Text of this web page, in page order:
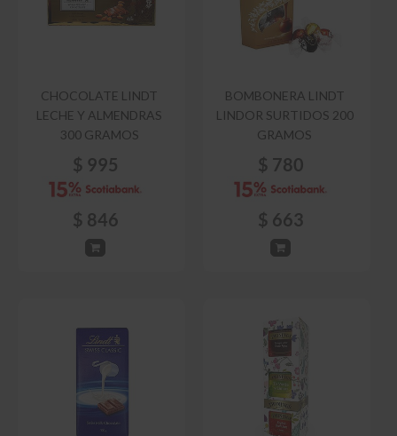
CHOCOLATE LINDT
LECHE Y ALMENDRAS
300 GRAMOS
$ 995
$ 846
BOMBONERA LINDT
LINDOR SURTIDOS 200
GRAMOS
$ 780
$ 663